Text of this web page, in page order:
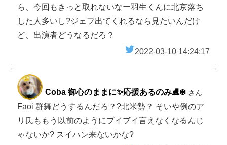
ら、今回もきっと取れないなー羽生くんに北京落ち
した人多いし?ジェフ出てくれるなら見たいんだけ
ど、出演者どうなるだろ？
2022-03-10 14:24:17
Coba 御心のままに✨応援あるのみ⛸❄️ さん
Faoi 群舞どうするんだろ？?北米勢？ そいや例のア
リ氏ももう以前のようにブイブイ言えなくなるんじ
ゃないか? スイハン来ないかな?